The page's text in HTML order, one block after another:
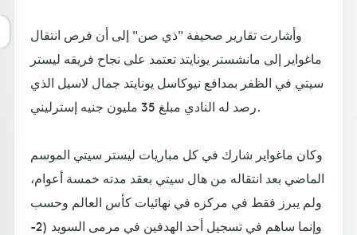
وأشارت تقارير صحيفة "ذي صن" إلى أن فرص انتقال
ماغواير إلى مانشستر يونايتد تعتمد على نجاح فريقه ليستر
سيتي في الظفر بمدافع نيوكاسل يونايتد جمال لاسيل الذي
رصد له النادي مبلغ 35 مليون جنيه إسترليني.
وكان ماغواير شارك في كل مباريات ليستر سيتي الموسم
الماضي بعد انتقاله من هال سيتي بعقد مدته خمسة أعوام،
ولم يبرز فقط في مركزه في نهائيات كأس العالم وحسب
وإنما ساهم في تسجيل أحد الهدفين في مرمى السويد (2-